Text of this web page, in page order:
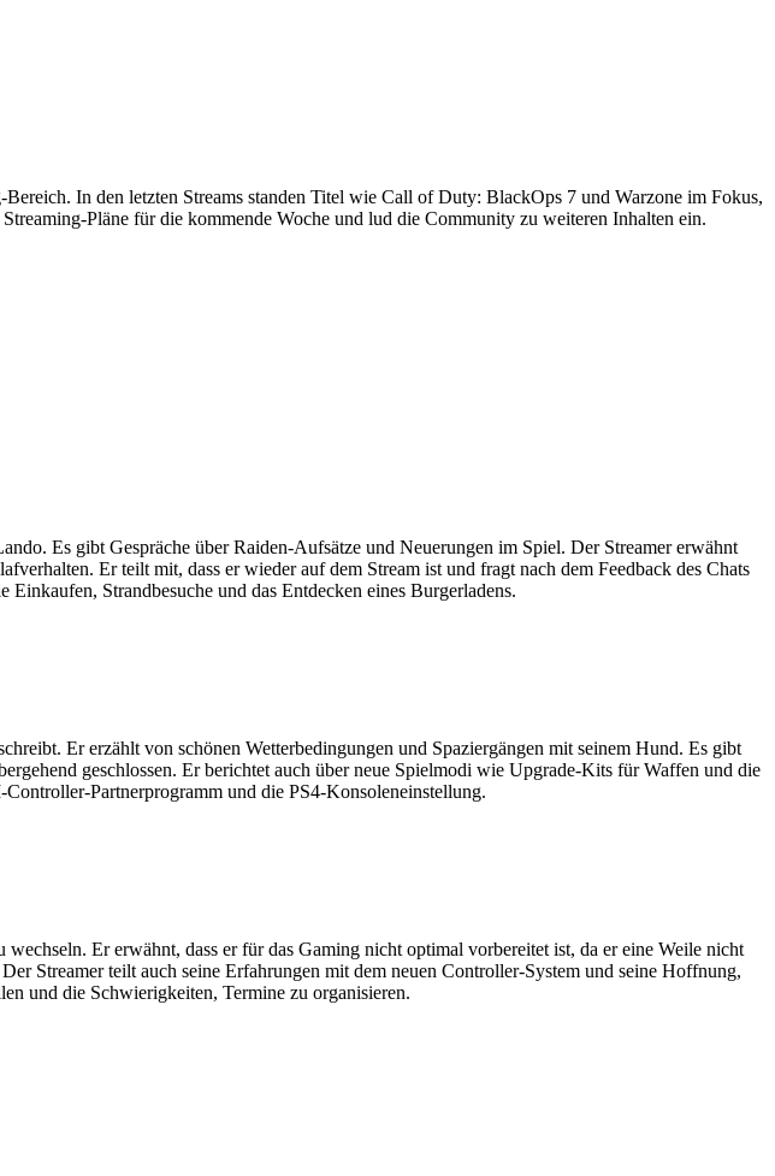
In den letzten Streams standen Titel wie Call of Duty: BlackOps 7 und Warzone im Fokus,
Pläne für die kommende Woche und lud die Community zu weiteren Inhalten ein.
Es gibt Gespräche über Raiden-Aufsätze und Neuerungen im Spiel. Der Streamer erwähnt
Er teilt mit, dass er wieder auf dem Stream ist und fragt nach dem Feedback des Chats
Strandbesuche und das Entdecken eines Burgerladens.
Er erzählt von schönen Wetterbedingungen und Spaziergängen mit seinem Hund. Es gibt
geschlossen. Er berichtet auch über neue Spielmodi wie Upgrade-Kits für Waffen und die
Partnerprogramm und die PS4-Konsoleneinstellung.
Er erwähnt, dass er für das Gaming nicht optimal vorbereitet ist, da er eine Weile nicht
Streamer teilt auch seine Erfahrungen mit dem neuen Controller-System und seine Hoffnung,
und die Schwierigkeiten, Termine zu organisieren.